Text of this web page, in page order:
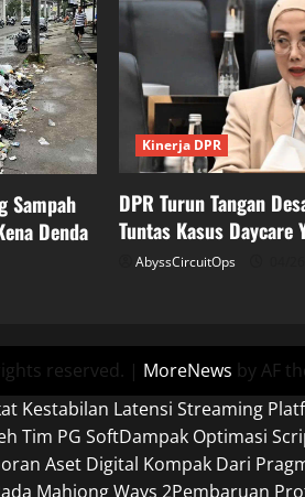
Sampah
Denda
Kinerja DPR
DPR Turun Tangan
Tuntas Kasus Daycare
AbyssCircuitOps
reserved. | MoreNews by AF
Kestabilan Latensi Streaming
Tim PG SoftDampak Optimasi
Aset Digital Kompak Dari
Mahjong Ways 2Pembaruan